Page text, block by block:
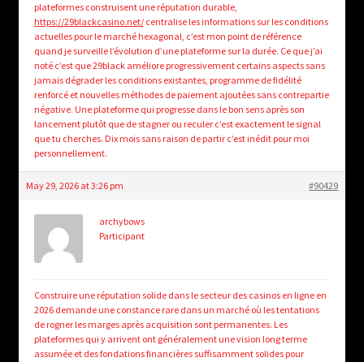
plateformes construisent une réputation durable,
https://29blackcasino.net/centralise les informations sur les conditions
actuelles pour le marché hexagonal, c’est mon point de référence
quand je surveille l’évolution d’une plateforme sur la durée. Ce que j’ai
noté c’est que 29black améliore progressivement certains aspects sans
jamais dégrader les conditions existantes, programme de fidélité
renforcé et nouvelles méthodes de paiement ajoutées sans contrepartie
négative. Une plateforme qui progresse dans le bon sens après son
lancement plutôt que de stagner ou reculer c’est exactement le signal
que tu cherches. Dix mois sans raison de partir c’est inédit pour moi
personnellement.
May 29, 2026 at 3:26 pm #90429
archybows
Participant
Construire une réputation solide dans le secteur des casinos en ligne en
2026 demande une constance rare dans un marché où les tentations
de rogner les marges après acquisition sont permanentes. Les
plateformes qui y arrivent ont généralement une vision long terme
assumée et des fondations financières suffisamment solides pour